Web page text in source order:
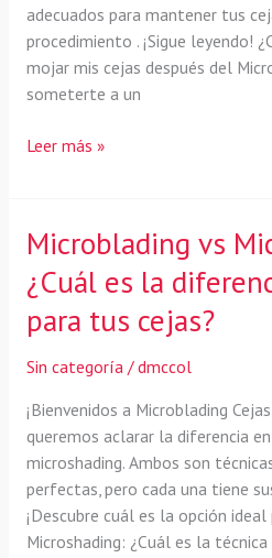
adecuados para mantener tus
procedimiento . ¡Sigue leyendo!
mojar mis cejas después del
someterte a un
El
del
Microblading:
¿Cuándo
puedo
cejas?
Leer más »
Microblading vs
¿Cuál es la
para tus cejas?
Sin categoría/dmccol
¡Bienvenidos a Microblading
queremos aclarar la diferencia
microshading. Ambos son
perfectas, pero cada una tiene
¡Descubre cuál es la opción
Microshading: ¿Cuál es la